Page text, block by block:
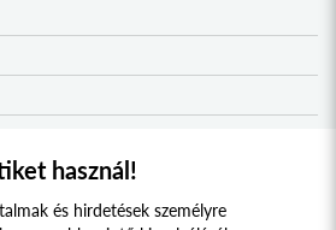
használ!
és hirdetések személyre